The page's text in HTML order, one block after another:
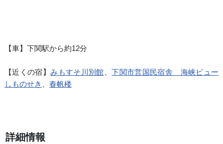
【車】下関駅から約12分
【近くの宿】みもすそ川別館、下関市営国民宿舎 海峡ビュー
しものせき 、 春帆楼
詳細情報